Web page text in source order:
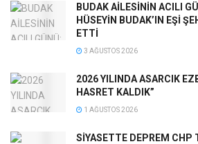
BUDAK AİLESİNİN ACILI
HÜSEYİN BUDAK’IN EŞİ
ETTİ
3 AĞUSTOS 2026
2026 YILINDA ASARCIK
HASRET KALDIK”
1 AĞUSTOS 2026
SİYASETTE DEPREM CHP